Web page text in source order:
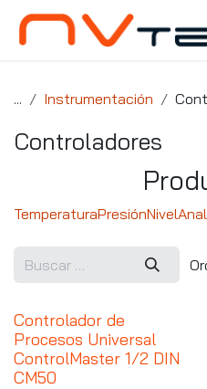
Ir al contenido
... Instrumentación
Controladores
TemperaturaPresiónNivel
Controlador de
Procesos Universal
ControlMaster 1/2 DIN
CM50